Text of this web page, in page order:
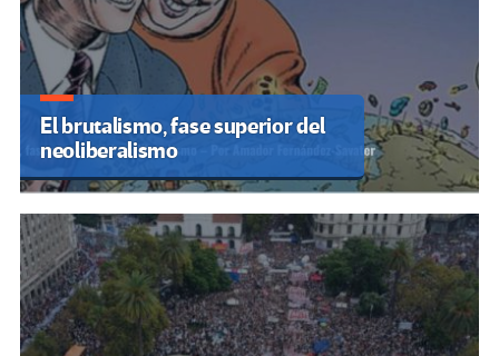
El brutalismo, fase superior del
neoliberalismo